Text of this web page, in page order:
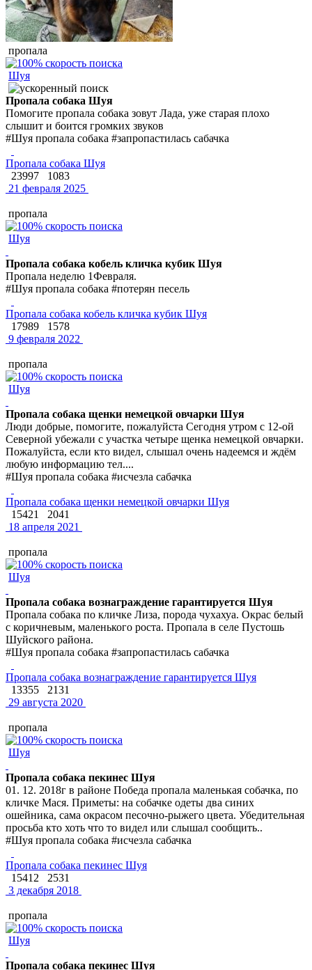
пропала
Шуя
Пропала собака Шуя
Помогите пропала собака зовут Лада, уже старая плохо
слышит и боится громких звуков
#Шуя пропала собака #запропастилась сабачка
Пропала собака Шуя
23997
1083
21 февраля 2025
пропала
Шуя
Пропала собака кобель кличка кубик Шуя
Пропала неделю 1Февраля.
#Шуя пропала собака #потерян песель
Пропала собака кобель кличка кубик Шуя
17989
1578
9 февраля 2022
пропала
Шуя
Пропала собака щенки немецкой овчарки Шуя
Люди добрые, помогите, пожалуйста Сегодня утром с 12-ой
Северной убежали с участка четыре щенка немецкой овчарки.
Пожалуйста, если кто видел, слышал очень надеемся и ждём
любую информацию тел....
#Шуя пропала собака #исчезла сабачка
Пропала собака щенки немецкой овчарки Шуя
15421
2041
18 апреля 2021
пропала
Шуя
Пропала собака вознаграждение гарантируется Шуя
Пропала собака по кличке Лиза, порода чухахуа. Окрас белый
с коричневым, маленького роста. Пропала в селе Пустошь
Шуйского района.
#Шуя пропала собака #запропастилась сабачка
Пропала собака вознаграждение гарантируется Шуя
13355
2131
29 августа 2020
пропала
Шуя
Пропала собака пекинес Шуя
01. 12. 2018г в районе Победа пропала маленькая собачка, по
кличке Мася. Приметы: на собачке одеты два синих
ошейника, сама окрасом песочно-рыжего цвета. Убедительная
просьба кто хоть что то видел или слышал сообщить..
#Шуя пропала собака #исчезла сабачка
Пропала собака пекинес Шуя
15412
2531
3 декабря 2018
пропала
Шуя
Пропала собака пекинес Шуя